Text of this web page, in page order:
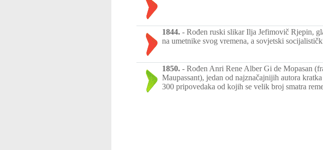
1844. - Rođen ruski slikar Ilja Jefimovič Rjepin,
na umetnike svog vremena, a sovjetski
1850. - Rođen Anri Rene Alber Gi de Mopasan
Maupassant), jedan od najznačajnijih autora
300 pripovedaka od kojih se velik broj smatra